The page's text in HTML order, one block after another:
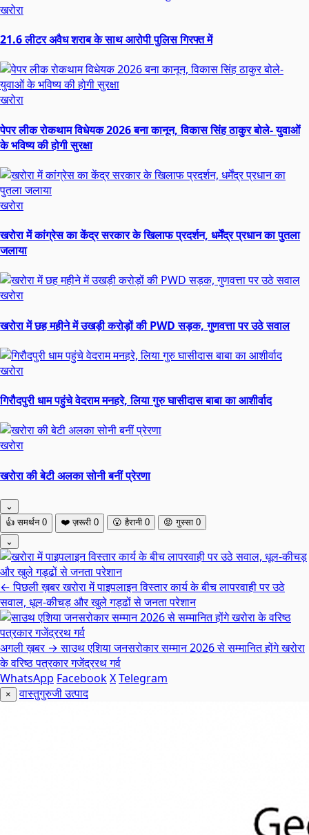
खरोरा
21.6 लीटर अवैध शराब के साथ आरोपी पुलिस गिरफ्त में
खरोरा
पेपर लीक रोकथाम विधेयक 2026 बना कानून, विकास सिंह ठाकुर बोले- युवाओं
के भविष्य की होगी सुरक्षा
खरोरा
खरोरा में कांग्रेस का केंद्र सरकार के खिलाफ प्रदर्शन, धर्मेंद्र प्रधान का पुतला
जलाया
खरोरा
खरोरा में छह महीने में उखड़ी करोड़ों की PWD सड़क, गुणवत्ता पर उठे सवाल
खरोरा
गिरौदपुरी धाम पहुंचे वेदराम मनहरे, लिया गुरु घासीदास बाबा का आशीर्वाद
खरोरा
खरोरा की बेटी अलका सोनी बनीं प्रेरणा
⌄
👍 समर्थन 0 ❤️ ज़रूरी 0 😮 हैरानी 0 😡 गुस्सा 0
⌄
← पिछली ख़बरखरोरा में पाइपलाइन विस्तार कार्य के बीच लापरवाही पर उठे
सवाल, धूल-कीचड़ और खुले गड्ढों से जनता परेशान
अगली ख़बर →साउथ एशिया जनसरोकार सम्मान 2026 से सम्मानित होंगे खरोरा
के वरिष्ठ पत्रकार गजेंद्ररथ गर्व
WhatsApp FacebookXTelegram
× वास्तुगुरुजी उत्पाद